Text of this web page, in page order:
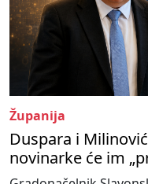
Županija
Duspara i
novinarke će im